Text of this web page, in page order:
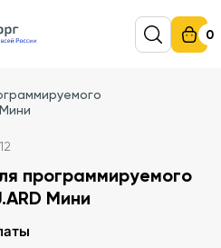
0
программируемого
Мини